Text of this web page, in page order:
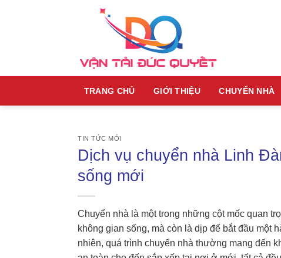
TRANG CHỦ GIỚI THIỆU CHUYỂN NHÀ
TIN TỨC MỚI
Dịch vụ chuyển nhà Linh
sống mới
Chuyển nhà là một trong những cột mốc quan
không gian sống, mà còn là dịp để bắt đầu một
nhiên, quá trình chuyển nhà thường mang đến